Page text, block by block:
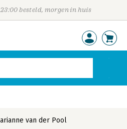
besteld, morgen in huis
van der Pool